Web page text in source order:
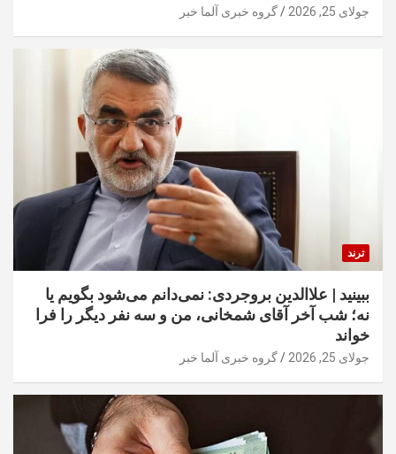
جولای 25, 2026 گروه خبری آلما خبر
ترند
ببینید | علاالدین بروجردی: نمی‌دانم می‌شود بگویم یا
نه؛ شب آخر آقای شمخانی، من و سه نفر دیگر را فرا
خواند
جولای 25, 2026 گروه خبری آلما خبر